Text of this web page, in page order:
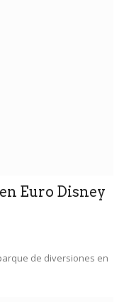
Euro Disney
de diversiones en